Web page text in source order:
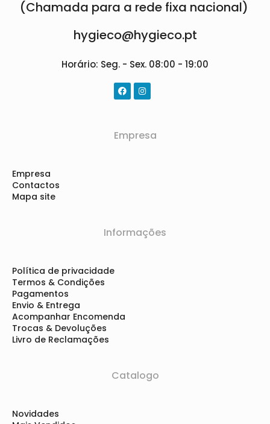
(Chamada para a rede fixa nacional)
hygieco@hygieco.pt
Horário: Seg. - Sex. 08:00 - 19:00
Empresa
Empresa
Contactos
Mapa site
Informações
Política de privacidade
Termos & Condições
Pagamentos
Envio & Entrega
Acompanhar Encomenda
Trocas & Devoluções
Livro de Reclamações
Catalogo
Novidades